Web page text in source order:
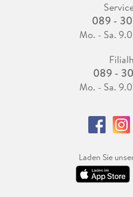
089 -
Mo. - Sa.
089 -
Mo. - Sa.
Laden Sie